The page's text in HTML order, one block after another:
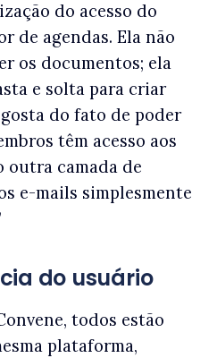
do acesso do
de agendas. Ela não
os documentos; ela
e solta para criar
do fato de poder
têm acesso aos
outra camada de
e-mails simplesmente
do usuário
todos estão
plataforma,